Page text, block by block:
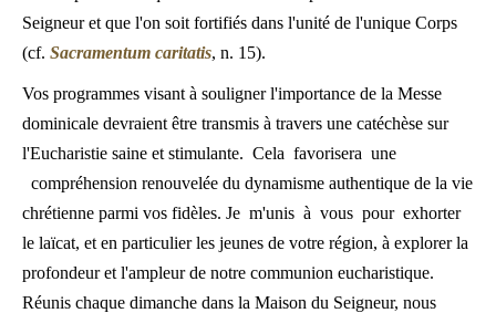
Seigneur et que l'on soit fortifiés dans l'unité de l'unique Corps
(cf. Sacramentum caritatis, n. 15).
Vos programmes visant à souligner l'importance de la Messe
dominicale devraient être transmis à travers une catéchèse sur
l'Eucharistie saine et stimulante. Cela favorisera une
compréhension renouvelée du dynamisme authentique de la vie
chrétienne parmi vos fidèles. Je m'unis à vous pour exhorter
le laïcat, et en particulier les jeunes de votre région, à explorer la
profondeur et l'ampleur de notre communion eucharistique.
Réunis chaque dimanche dans la Maison du Seigneur, nous